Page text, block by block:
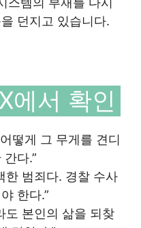
던지고 있습니다.
에서 확인
떻게 그 무게를 견디
다.”
한 범죄다. 경찰 수사
한다.”
도 본인의 삶을 되찾